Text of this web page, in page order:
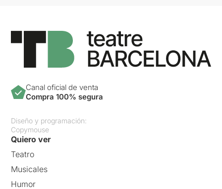
Canal oficial de venta
Compra 100% segura
Diseño y programación:
Copymouse
Quiero ver
Teatro
Musicales
Humor